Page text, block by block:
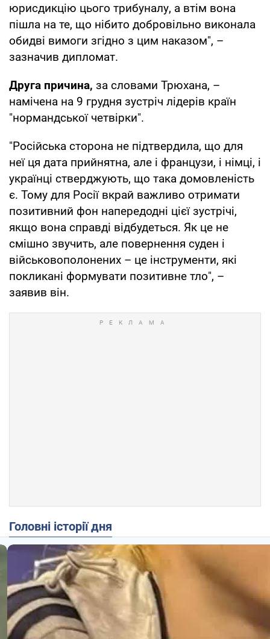
юрисдикцію цього трибуналу, а втім вона
пішла на те, що нібито добровільно виконала
обидві вимоги згідно з цим наказом", –
зазначив дипломат.
Друга причина, за словами Трюхана, –
намічена на 9 грудня зустріч лідерів країн
"нормандської четвірки".
"Російська сторона не підтвердила, що для
неї ця дата прийнятна, але і французи, і німці, і
українці стверджують, що така домовленість
є. Тому для Росії вкрай важливо отримати
позитивний фон напередодні цієї зустрічі,
якщо вона справді відбудеться. Як це не
смішно звучить, але повернення суден і
військовополонених – це інструменти, які
покликані формувати позитивне тло", –
заявив він.
Головні історії дня